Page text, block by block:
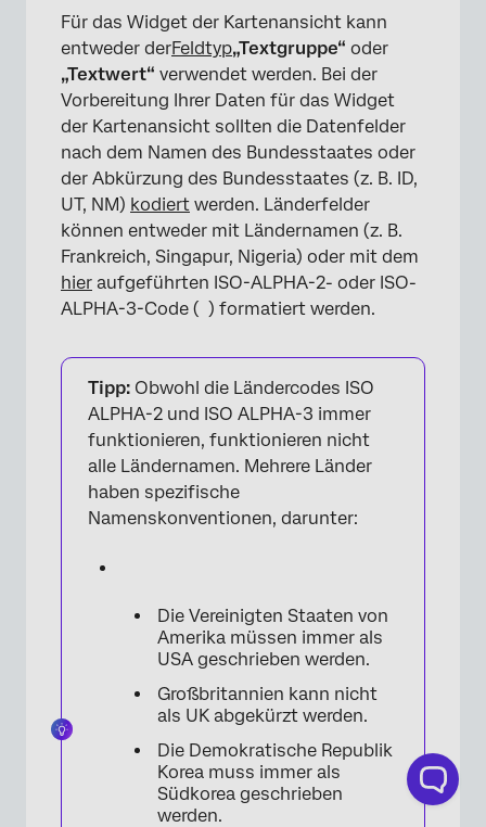
Für das Widget der Kartenansicht kann
entweder derFeldtyp„Textgruppe“ oder
„Textwert“ verwendet werden. Bei der
Vorbereitung Ihrer Daten für das Widget
der Kartenansicht sollten die Datenfelder
nach dem Namen des Bundesstaates oder
der Abkürzung des Bundesstaates (z. B. ID,
UT, NM) kodiert werden. Länderfelder
können entweder mit Ländernamen (z. B.
Frankreich, Singapur, Nigeria) oder mit dem
hier aufgeführten ISO-ALPHA-2- oder ISO-
ALPHA-3-Code ( ) formatiert werden.
Tipp: Obwohl die Ländercodes ISO
ALPHA-2 und ISO ALPHA-3 immer
funktionieren, funktionieren nicht
alle Ländernamen. Mehrere Länder
haben spezifische
Namenskonventionen, darunter:
Die Vereinigten Staaten von
Amerika müssen immer als
USA geschrieben werden.
Großbritannien kann nicht
als UK abgekürzt werden.
Die Demokratische Republik
Korea muss immer als
Südkorea geschrieben
werden.